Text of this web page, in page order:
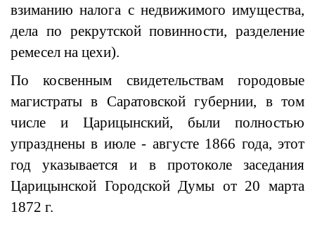
взиманию налога с недвижимого имущества,
дела по рекрутской повинности, разделение
ремесел на цехи).
По косвенным свидетельствам городовые
магистраты в Саратовской губернии, в том
числе и Царицынский, были полностью
упразднены в июле - августе 1866 года, этот
год указывается и в протоколе заседания
Царицынской Городской Думы от 20 марта
1872 г.